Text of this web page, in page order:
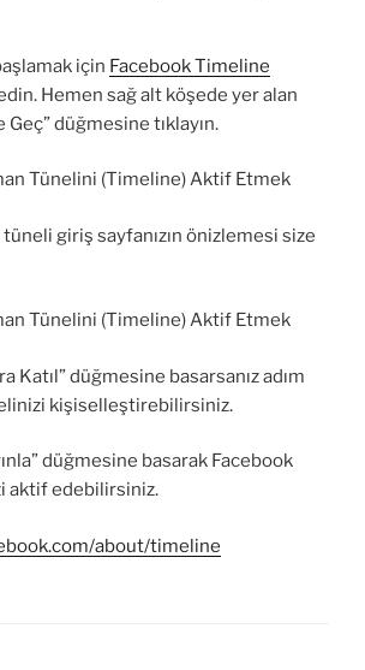
için Facebook Timeline
Hemen sağ alt köşede yer alan
Geç” düğmesine tıklayın.
giriş sayfanızın önizlemesi size
Katıl” düğmesine basarsanız adım
kişiselleştirebilirsiniz.
düğmesine basarak Facebook
aktif edebilirsiniz.
about/timeline